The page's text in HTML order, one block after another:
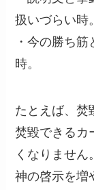
扱いづらい時。
・今の勝ち
時。
たとえば、焚
焚毀できるカ
くなりません。
神の啓示を増